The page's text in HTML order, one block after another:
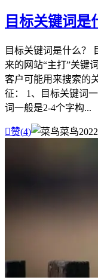
目标关键词是
目标关键词是什么？
来的网站“主打”关键
客户可能用来搜索的
征： 1、目标关键词
词一般是2-4个字构...
赞(4) 菜鸟